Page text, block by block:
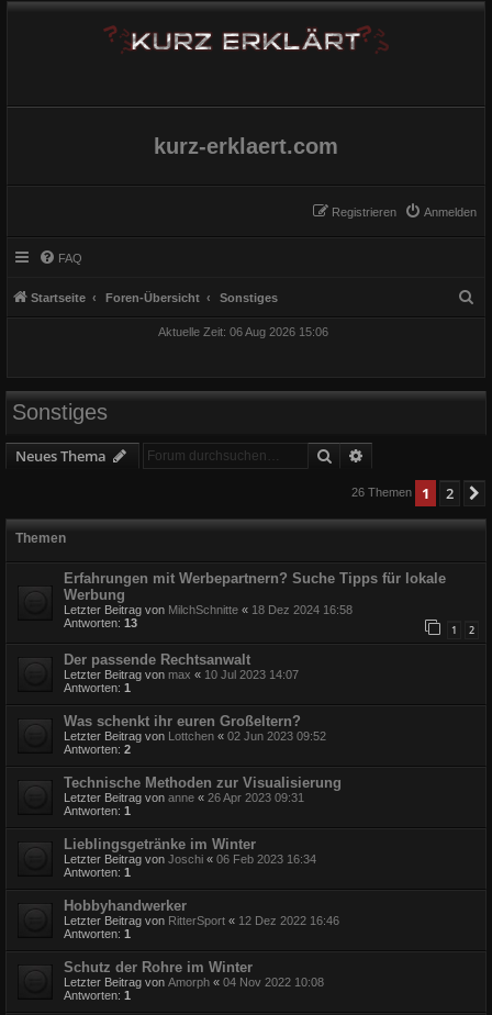
kurz-erklaert.com
Anmelden
Registrieren
FAQ
Startseite Foren-Übersicht Sonstiges
Aktuelle Zeit: 06 Aug 2026 15:06
Sonstiges
Neues Thema Suche
26 Themen 1 2
Themen
Erfahrungen mit Werbepartnern? Suche Tipps für lokale
Werbung
Letzter Beitrag von MilchSchnitte « 18 Dez 2024 16:58
Antworten: 13 1 2
Der passende Rechtsanwalt
Letzter Beitrag von max « 10 Jul 2023 14:07
Antworten: 1
Was schenkt ihr euren Großeltern?
Letzter Beitrag von Lottchen « 02 Jun 2023 09:52
Antworten: 2
Technische Methoden zur Visualisierung
Letzter Beitrag von anne « 26 Apr 2023 09:31
Antworten: 1
Lieblingsgetränke im Winter
Letzter Beitrag von Joschi « 06 Feb 2023 16:34
Antworten: 1
Hobbyhandwerker
Letzter Beitrag von RitterSport « 12 Dez 2022 16:46
Antworten: 1
Schutz der Rohre im Winter
Letzter Beitrag von Amorph « 04 Nov 2022 10:08
Antworten: 1